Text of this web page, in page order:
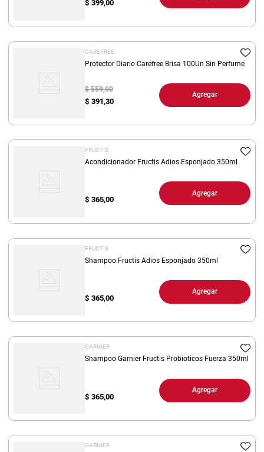
$ 399,00
CAREFREE
Protector Diario Carefree Brisa 100Un Sin Perfume
$ 391,30
$ 559,00
Agregar
FRUCTIS
Acondicionador Fructis Adios Esponjado 350ml
$ 365,00
Agregar
FRUCTIS
Shampoo Fructis Adios Esponjado 350ml
$ 365,00
Agregar
GARNIER
Shampoo Garnier Fructis Probioticos Fuerza 350ml
$ 365,00
Agregar
GARNIER